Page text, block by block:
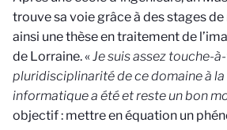
trouve sa voie grâce à des stages
ainsi une thèse en traitement de
de Lorraine. «Je suis assez touche-
pluridisciplinarité de ce domaine à
informatique a été et reste un bon
objectif : mettre en équation un